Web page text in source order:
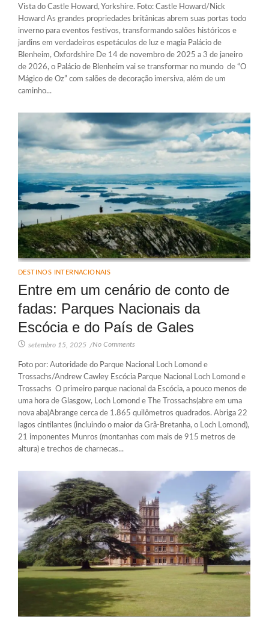
Vista do Castle Howard, Yorkshire. Foto: Castle Howard/Nick
Howard As grandes propriedades britânicas abrem suas portas todo
inverno para eventos festivos, transformando salões históricos e
jardins em verdadeiros espetáculos de luz e magia Palácio de
Blenheim, Oxfordshire De 14 de novembro de 2025 a 3 de janeiro
de 2026, o Palácio de Blenheim vai se transformar no mundo de “O
Mágico de Oz” com salões de decoração imersiva, além de um
caminho...
DESTINOS INTERNACIONAIS
Entre em um cenário de conto de
fadas: Parques Nacionais da
Escócia e do País de Gales
setembro 15, 2025 /No Comments
Foto por: Autoridade do Parque Nacional Loch Lomond e
Trossachs/Andrew Cawley Escócia Parque Nacional Loch Lomond e
Trossachs O primeiro parque nacional da Escócia, a pouco menos de
uma hora de Glasgow, Loch Lomond e The Trossachs(abre em uma
nova aba)Abrange cerca de 1.865 quilômetros quadrados. Abriga 22
lagos cintilantes (incluindo o maior da Grã-Bretanha, o Loch Lomond),
21 imponentes Munros (montanhas com mais de 915 metros de
altura) e trechos de charnecas...